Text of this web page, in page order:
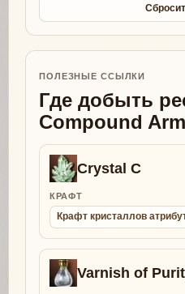
ПОЛЕЗНЫЕ ССЫЛКИ
Где добыть
Compound
Crystal C
КРАФТ
Крафт кристаллов
Varnish of